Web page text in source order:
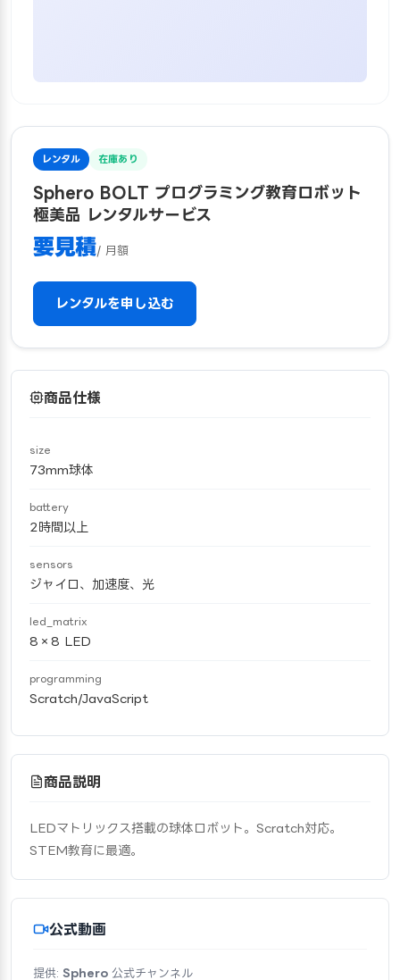
レンタル 在庫あり
Sphero BOLT プログラミング教育ロボット
極美品 レンタルサービス
要見積/ 月額
レンタルを申し込む
商品仕様
size
73mm球体
battery
2時間以上
sensors
ジャイロ、加速度、光
led_matrix
8×8 LED
programming
Scratch/JavaScript
商品説明
LEDマトリックス搭載の球体ロボット。Scratch対応。
STEM教育に最適。
公式動画
提供: Sphero 公式チャンネル